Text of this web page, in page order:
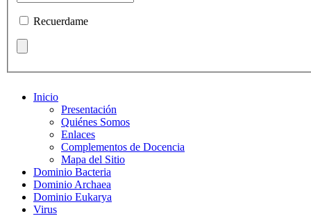
Recuerdame
Inicio
Presentación
Quiénes Somos
Enlaces
Complementos de Docencia
Mapa del Sitio
Dominio Bacteria
Dominio Archaea
Dominio Eukarya
Virus